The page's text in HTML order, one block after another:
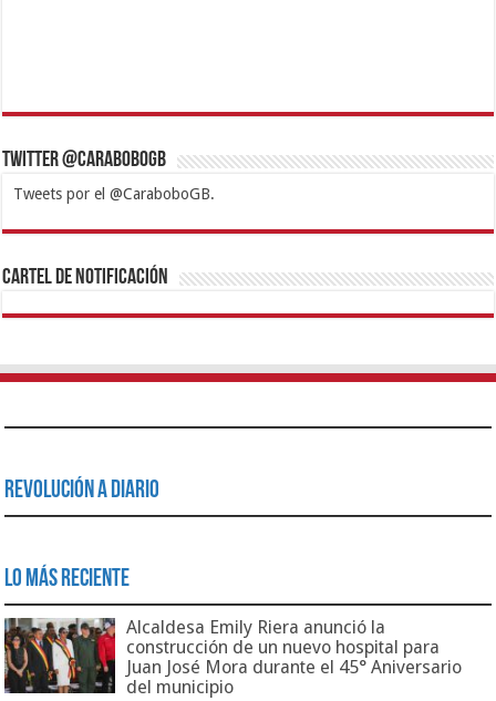
Twitter @CaraboboGB
Tweets por el @CaraboboGB.
1xbetBetturkeyBetistKralbetSupertotobetTipobetMatadorbetMariobet
https://mvbcasino.com/
Cartel de Notificación
Revolución a Diario
Lo Más Reciente
Alcaldesa Emily Riera anunció la
construcción de un nuevo hospital para
Juan José Mora durante el 45° Aniversario
del municipio